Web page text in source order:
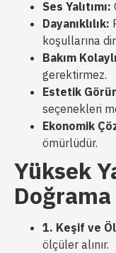
Ses Yalıtımı:
Dayanıklılık:
koşullarına
Bakım
gerektirmez.
Estetik
seçenekleri
Ekonomik
ömürlüdür.
Yüksek
1. Keşif ve
ölçüler alınır.